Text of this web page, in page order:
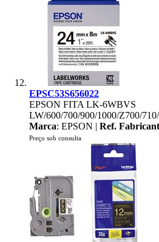
EPSC53S656022
EPSON FITA LK-6WBVS
LW/600/700/900/1000/Z700/
Marca: EPSON | Ref.
Preço sob consulta